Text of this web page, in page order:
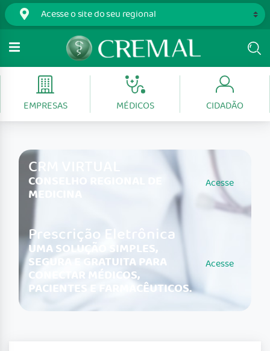
EMPRESAS MÉDICOS CIDADÃO
CRM VIRTUAL
CONSELHO REGIONAL DE
MEDICINA
Acesse
Prescrição Eletrônica
UMA SOLUÇÃO SIMPLES,
SEGURA E GRATUITA PARA
CONECTAR MÉDICOS,
PACIENTES E FARMACÊUTICOS.
Acesse